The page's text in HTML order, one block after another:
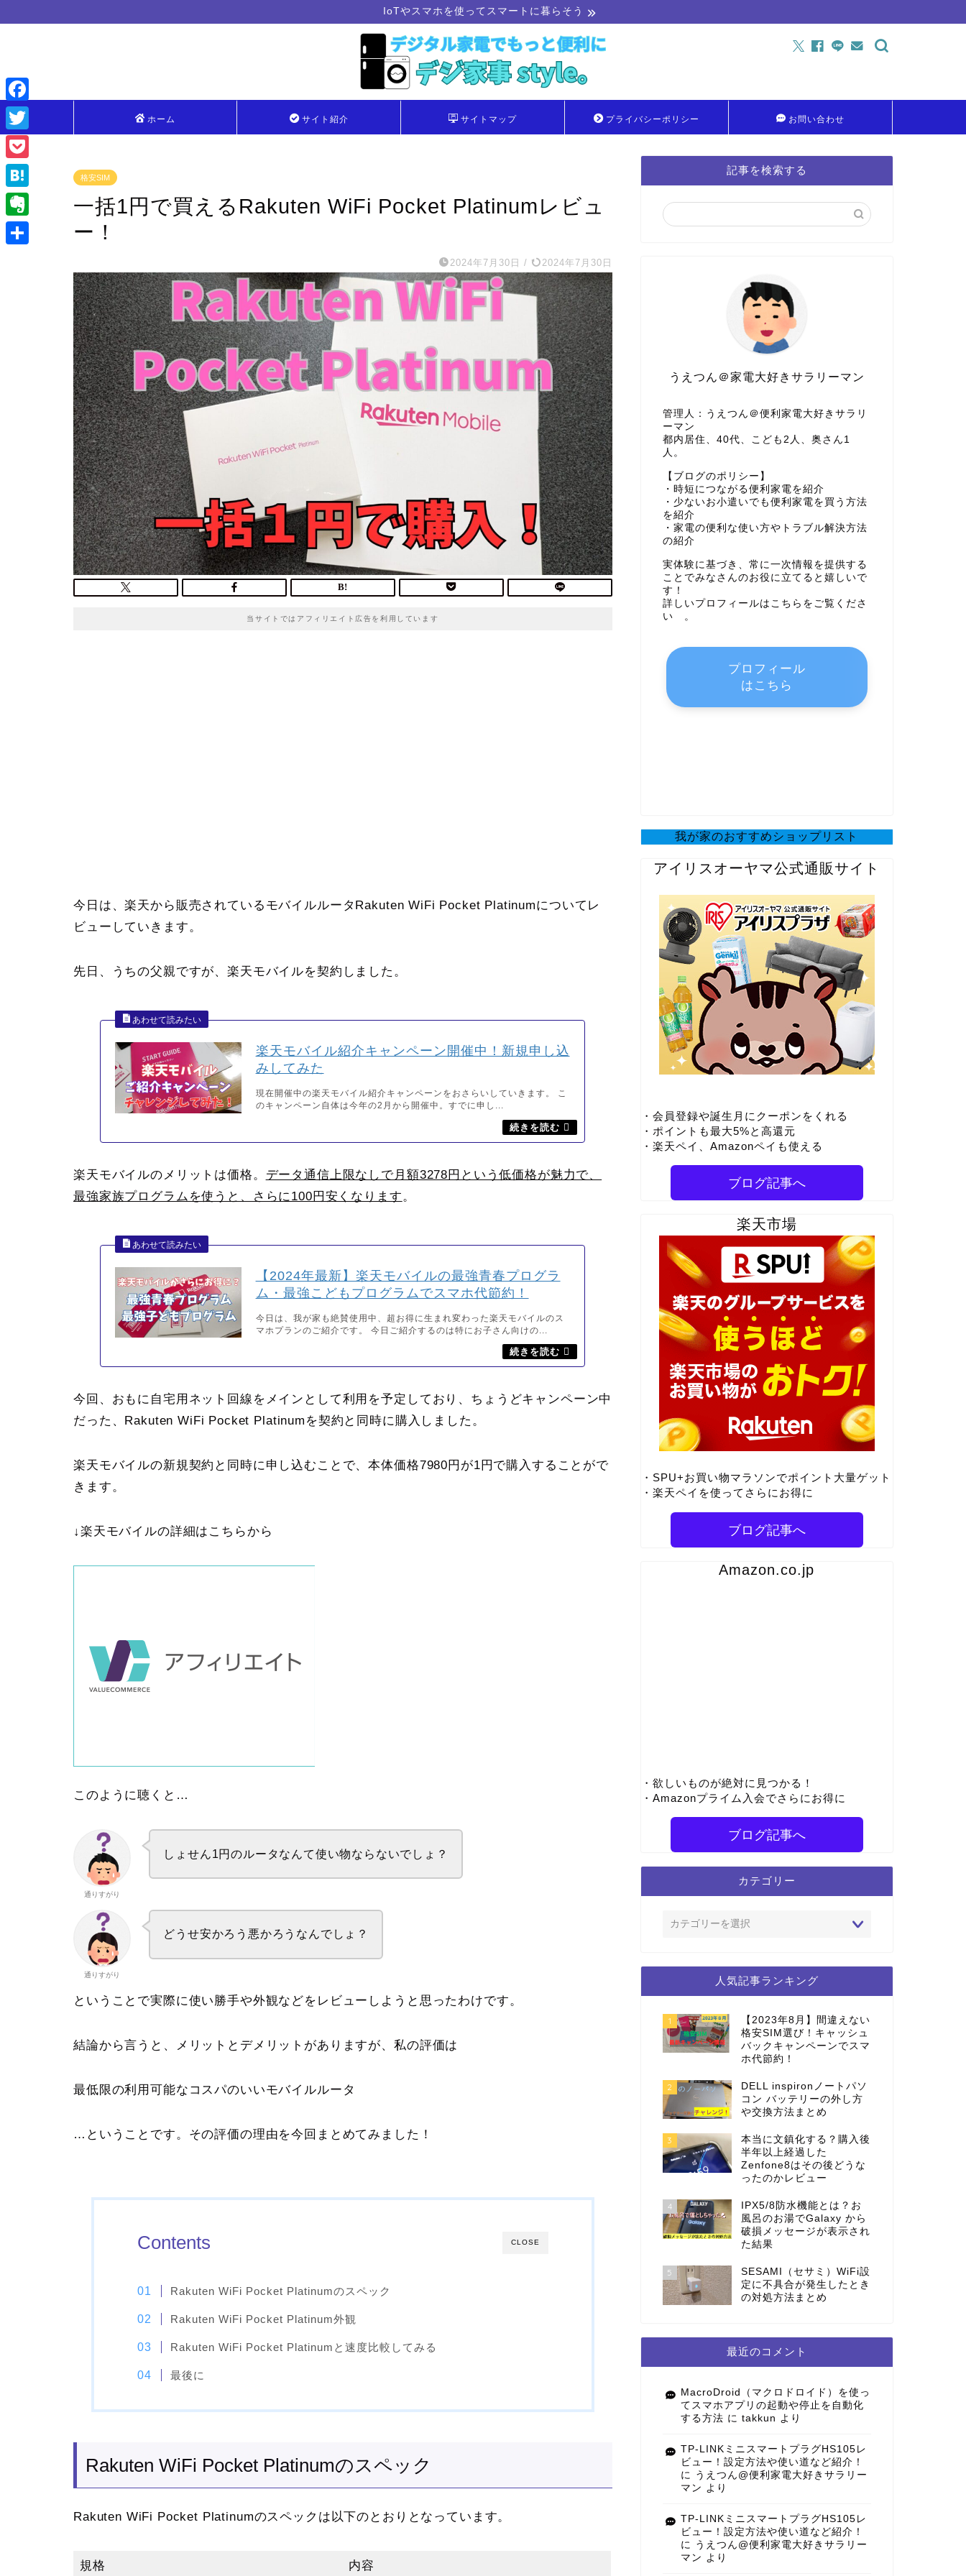
IoTやスマホを使ってスマートに暮らそう
ホーム サイト紹介 サイトマップ プライバシーポリシー お問い合わせ
格安SIM
一括1円で買えるRakuten WiFi Pocket Platinumレビュ
ー！
2024年7月30日 / 2024年7月30日
当サイトではアフィリエイト広告を利用しています
今日は、楽天から販売されているモバイルルータ Rakuten WiFi Pocket Platinumについてレ
ビューしていきます。
先日、うちの父親ですが、楽天モバイルを契約しました。
楽天モバイル紹介キャンペーン開催中！新規申し込
みしてみた
現在開催中の楽天モバイル紹介キャンペーンをおさらいしていきます。 こ
のキャンペーン自体は今年の2月から開催中。すでに申し...
楽天モバイルのメリットは価格。 データ通信上限なしで月額3278円という低価格が魅力で、
最強家族プログラムを使うと、さらに100円安くなります。
【2024年最新】楽天モバイルの最強青春プログラ
ム・最強こどもプログラムでスマホ代節約！
今日は、我が家も絶賛使用中、超お得に生まれ変わった楽天モバイルのス
マホプランのご紹介です。 今日ご紹介するのは特にお子さん向けの...
今回、おもに自宅用ネット回線をメインとして利用を予定しており、ちょうどキャンペーン中
だった、Rakuten WiFi Pocket Platinumを契約と同時に購入しました。
楽天モバイルの新規契約と同時に申し込むことで、本体価格7980円が1円で購入することがで
きます。
↓楽天モバイルの詳細はこちらから
このように聴くと…
通りすがり
しょせん1円のルータなんて使い物ならないでしょ？
通りすがり
どうせ安かろう悪かろうなんでしょ？
ということで実際に使い勝手や外観などをレビューしようと思ったわけです。
結論から言うと、メリットとデメリットがありますが、私の評価は
最低限の利用可能なコスパのいいモバイルルータ
…ということです。その評価の理由を今回まとめてみました！
CLOSE
Contents
Rakuten WiFi Pocket Platinumのスペック
Rakuten WiFi Pocket Platinum外観
Rakuten WiFi Pocket Platinumと速度比較してみる
最後に
Rakuten WiFi Pocket Platinumのスペック
Rakuten WiFi Pocket Platinumのスペックは以下のとおりとなっています。
規格 内容
記事を検索する
うえつん＠家電大好きサラリーマン
管理人：うえつん＠便利家電大好きサラリ
ーマン
都内居住、40代、こども2人、奥さん1
人。
【ブログのポリシー】
・時短につながる便利家電を紹介
・少ないお小遣いでも便利家電を買う方法
を紹介
・家電の便利な使い方やトラブル解決方法
の紹介
実体験に基づき、常に一次情報を提供する
ことでみなさんのお役に立てると嬉しいで
す！
詳しいプロフィールはこちらをご覧くださ
い 。
プロフィール
はこちら
我が家のおすすめショップリスト
アイリスオーヤマ公式通販サイト
・会員登録や誕生月にクーポンをくれる
・ポイントも最大5%と高還元
・楽天ペイ、Amazonペイも使える
ブログ記事へ
楽天市場
・SPU+お買い物マラソンでポイント大量ゲット
・楽天ペイを使ってさらにお得に
ブログ記事へ
Amazon.co.jp
・欲しいものが絶対に見つかる！
・Amazonプライム入会でさらにお得に
ブログ記事へ
カテゴリー
人気記事ランキング
1
【2023年8月】間違えない
格安SIM選び！キャッシュ
バックキャンペーンでスマ
ホ代節約！
2
DELL inspironノートパソ
コン バッテリーの外し方
や交換方法まとめ
3
本当に文鎮化する？購入後
半年以上経過した
Zenfone8はその後どうな
ったのかレビュー
4
IPX5/8防水機能とは？お
風呂のお湯でGalaxy から
破損メッセージが表示され
た結果
5
SESAMI（セサミ）WiFi設
定に不具合が発生したとき
の対処方法まとめ
最近のコメント
MacroDroid（マクロドロイド）を使っ
てスマホアプリの起動や停止を自動化
する方法 に takkun より
TP-LINKミニスマートプラグHS105レ
ビュー！設定方法や使い道など紹介！
に
うえつん@便利家電大好きサラリー
マン より
TP-LINKミニスマートプラグHS105レ
ビュー！設定方法や使い道など紹介！
に
うえつん@便利家電大好きサラリー
マン より
F
a
c
e
b
o
T
w
i
P
o
c
k
H
a
t
E